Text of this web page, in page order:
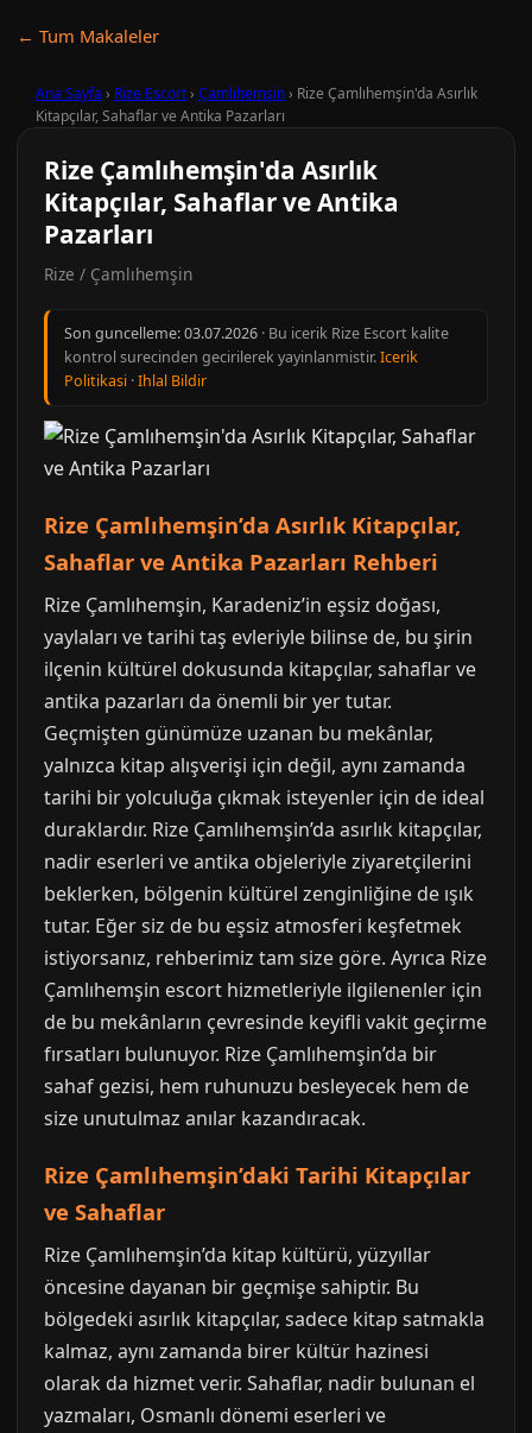
← Tum Makaleler
Ana Sayfa › Rize Escort› Çamlıhemşin› Rize Çamlıhemşin'da Asırlık
Kitapçılar, Sahaflar ve Antika Pazarları
Rize Çamlıhemşin'da Asırlık
Kitapçılar, Sahaflar ve Antika
Pazarları
Rize / Çamlıhemşin
Son guncelleme:03.07.2026 · Bu icerik Rize Escort kalite
kontrol surecinden gecirilerek yayinlanmistir.Icerik
Politikasi ·Ihlal Bildir
Rize Çamlıhemşin’da Asırlık Kitapçılar,
Sahaflar ve Antika Pazarları Rehberi
Rize Çamlıhemşin, Karadeniz’in eşsiz doğası,
yaylaları ve tarihi taş evleriyle bilinse de, bu şirin
ilçenin kültürel dokusunda kitapçılar, sahaflar ve
antika pazarları da önemli bir yer tutar.
Geçmişten günümüze uzanan bu mekânlar,
yalnızca kitap alışverişi için değil, aynı zamanda
tarihi bir yolculuğa çıkmak isteyenler için de ideal
duraklardır. Rize Çamlıhemşin’da asırlık kitapçılar,
nadir eserleri ve antika objeleriyle ziyaretçilerini
beklerken, bölgenin kültürel zenginliğine de ışık
tutar. Eğer siz de bu eşsiz atmosferi keşfetmek
istiyorsanız, rehberimiz tam size göre. Ayrıca Rize
Çamlıhemşin escort hizmetleriyle ilgilenenler için
de bu mekânların çevresinde keyifli vakit geçirme
fırsatları bulunuyor. Rize Çamlıhemşin’da bir
sahaf gezisi, hem ruhunuzu besleyecek hem de
size unutulmaz anılar kazandıracak.
Rize Çamlıhemşin’daki Tarihi Kitapçılar
ve Sahaflar
Rize Çamlıhemşin’da kitap kültürü, yüzyıllar
öncesine dayanan bir geçmişe sahiptir. Bu
bölgedeki asırlık kitapçılar, sadece kitap satmakla
kalmaz, aynı zamanda birer kültür hazinesi
olarak da hizmet verir. Sahaflar, nadir bulunan el
yazmaları, Osmanlı dönemi eserleri ve